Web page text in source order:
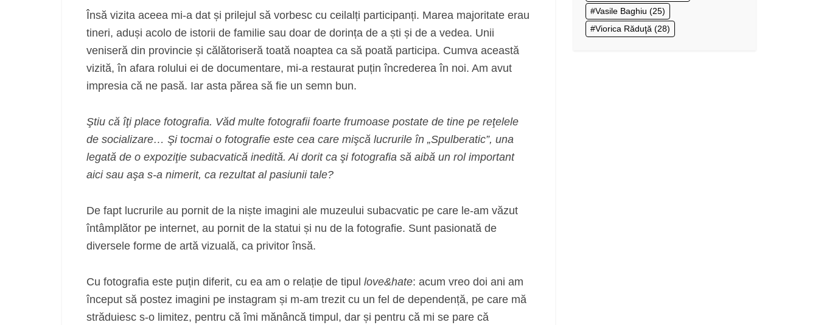
Însă vizita aceea mi-a dat și prilejul să vorbesc cu ceilalți participanți. Marea majoritate erau
tineri, aduși acolo de istorii de familie sau doar de dorința de a ști și de a vedea. Unii
veniseră din provincie și călătoriseră toată noaptea ca să poată participa. Cumva această
vizită, în afara rolului ei de documentare, mi-a restaurat puțin încrederea în noi. Am avut
impresia că ne pasă. Iar asta părea să fie un semn bun.
Ştiu că îţi place fotografia. Văd multe fotografii foarte frumoase postate de tine pe reţelele
de socializare… Şi tocmai o fotografie este cea care mişcă lucrurile în „Spulberatic”, una
legată de o expoziţie subacvatică inedită. Ai dorit ca şi fotografia să aibă un rol important
aici sau aşa s-a nimerit, ca rezultat al pasiunii tale?
De fapt lucrurile au pornit de la niște imagini ale muzeului subacvatic pe care le-am văzut
întâmplător pe internet, au pornit de la statui și nu de la fotografie. Sunt pasionată de
diversele forme de artă vizuală, ca privitor însă.
Cu fotografia este puțin diferit, cu ea am o relație de tipul love&hate: acum vreo doi ani am
început să postez imagini pe instagram și m-am trezit cu un fel de dependență, pe care mă
străduiesc s-o limitez, pentru că îmi mănâncă timpul, dar și pentru că mi se pare că
Vasile Baghiu (25)
Viorica Răduţă (28)